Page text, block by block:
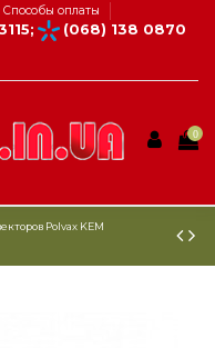
Способы оплаты
(068) 138 0870
0
Рolvax KEM